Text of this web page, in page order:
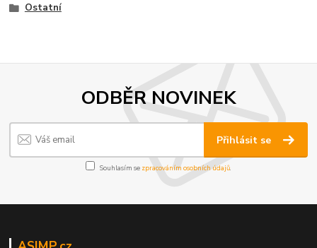
Ostatní
ODBĚR NOVINEK
Přihlásit se
Souhlasím se zpracováním osobních údajů.